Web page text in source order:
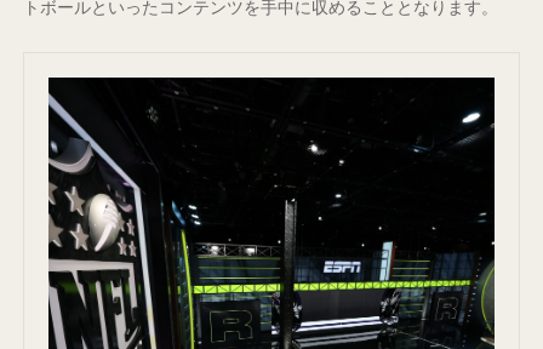
トボールといったコンテンツを手中に収めることとなります。